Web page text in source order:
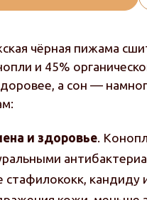
чёрная пижама
и 45%
а сон —
и здоровье.
стафилококк,